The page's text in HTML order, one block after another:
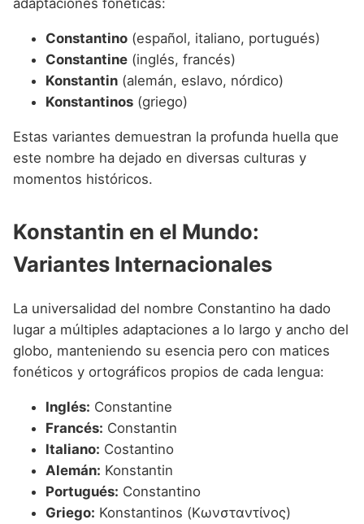
adaptaciones fonéticas:
Constantino (español, italiano, portugués)
Constantine (inglés, francés)
Konstantin (alemán, eslavo, nórdico)
Konstantinos (griego)
Estas variantes demuestran la profunda huella que
este nombre ha dejado en diversas culturas y
momentos históricos.
Konstantin en el Mundo:
Variantes Internacionales
La universalidad del nombre Constantino ha dado
lugar a múltiples adaptaciones a lo largo y ancho del
globo, manteniendo su esencia pero con matices
fonéticos y ortográficos propios de cada lengua:
Inglés: Constantine
Francés: Constantin
Italiano: Costantino
Alemán: Konstantin
Portugués: Constantino
Griego: Konstantinos (Κωνσταντίνος)